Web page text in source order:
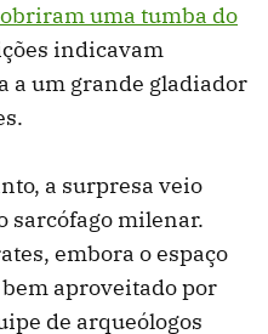
uma tumba do
indicavam
a um grande gladiador
a surpresa veio
sarcófago milenar.
embora o espaço
aproveitado por
de arqueólogos